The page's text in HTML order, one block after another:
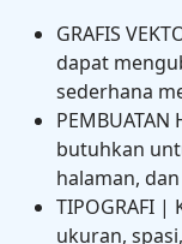
GRAFIS
dapat
sederhana
butuhkan
halaman,
TIPOGRAFI
ukuran,